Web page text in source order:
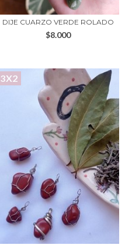
DIJE CUARZO VERDE ROLADO
$8.000
3X2